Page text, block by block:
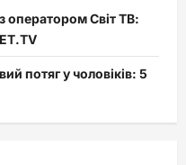
оператором Світ ТВ:
потяг у чоловіків: 5